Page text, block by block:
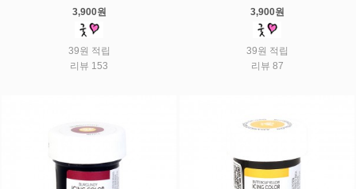
3,900원
39원 적립
리뷰 153
3,900원
39원 적립
리뷰 87